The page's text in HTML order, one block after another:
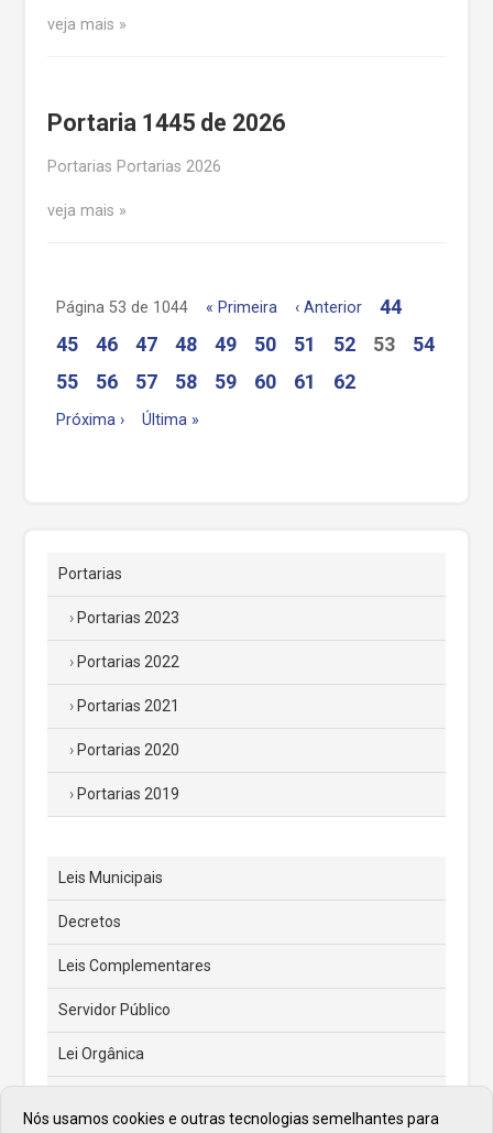
veja mais
Portaria 1445 de 2026
Portarias Portarias 2026
veja mais
Página 53 de 1044 « Primeira ‹ Anterior
44
45
46 47 48 49 50 51 52 53
54
55
56 57 58 59 60 61 62
Próxima › Última »
Portarias
Portarias 2023
Portarias 2022
Portarias 2021
Portarias 2020
Portarias 2019
Leis Municipais
Decretos
Leis Complementares
Servidor Público
Lei Orgânica
Nós usamos cookies e outras tecnologias semelhantes para